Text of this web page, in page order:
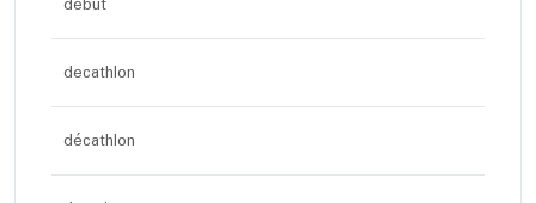
decathlon
décathlon